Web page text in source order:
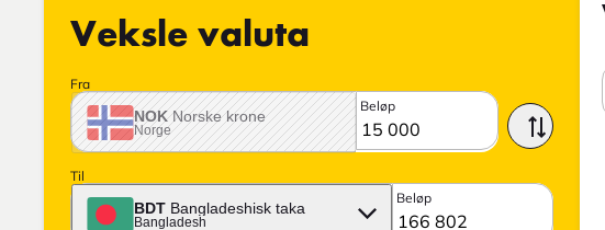
Veksle valuta
Fra
NOK Norske krone
Norge
Beløp
Til
BDT Bangladeshisk taka
Bangladesh
Beløp